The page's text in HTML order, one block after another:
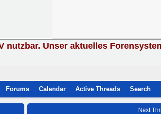
nutzbar. Unser aktuelles
Forums Calendar Active Threads Search
Next